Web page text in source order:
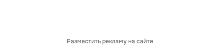
Разместить рекламу на сайте